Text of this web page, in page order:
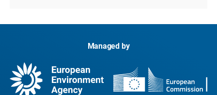
Managed by